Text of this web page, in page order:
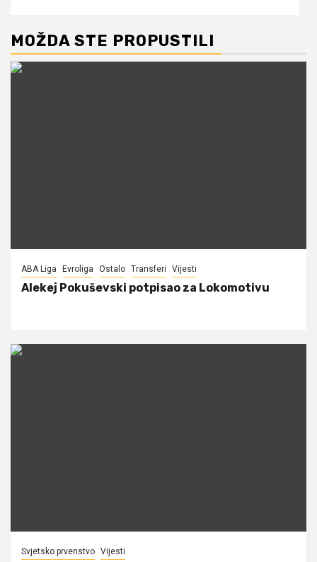
MOŽDA STE PROPUSTILI
ABA Liga Evroliga Ostalo Transferi Vijesti
Alekej Pokuševski potpisao za Lokomotivu
Svjetsko prvenstvo Vijesti